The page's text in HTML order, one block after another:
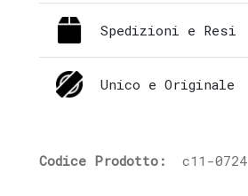
Spedizioni e Resi
Unico e Originale
Codice Prodotto: c11-0724